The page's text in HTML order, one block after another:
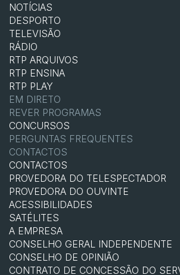
NOTÍCIAS
DESPORTO
TELEVISÃO
RÁDIO
RTP ARQUIVOS
RTP ENSINA
RTP PLAY
EM DIRETO
REVER PROGRAMAS
CONCURSOS
PERGUNTAS FREQUENTES
CONTACTOS
CONTACTOS
PROVEDORA DO TELESPECTADOR
PROVEDORA DO OUVINTE
ACESSIBILIDADES
SATÉLITES
A EMPRESA
CONSELHO GERAL INDEPENDENTE
CONSELHO DE OPINIÃO
CONTRATO DE CONCESSÃO DO